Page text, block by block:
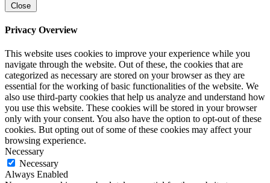
Close
Privacy Overview
This website uses cookies to improve your experience while you
navigate through the website. Out of these, the cookies that are
categorized as necessary are stored on your browser as they are
essential for the working of basic functionalities of the website. We
also use third-party cookies that help us analyze and understand how
you use this website. These cookies will be stored in your browser
only with your consent. You also have the option to opt-out of these
cookies. But opting out of some of these cookies may affect your
browsing experience.
Necessary
Necessary
Always Enabled